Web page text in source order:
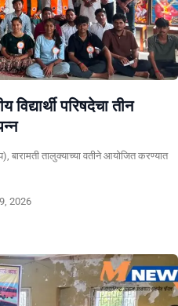
परिषदेचा तीन
बारामती तालुक्याच्या वतीने आयोजित करण्यात
2026